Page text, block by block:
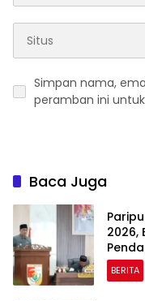
Simpan nama,
peramban ini
Baca Juga
2026,
BERITA